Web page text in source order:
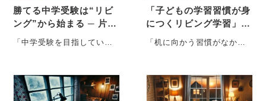
勝てる中学受験は“リビ
ング”から始まる ─ 片づ
くダイニングで育つ集中
力と学習習慣
「中学受験を目指している
い」そう話すのは、
外・・・
「子どもの学習習慣が身
につくリビング学習」─
─集中力を育てる空間づ
くりの基本
「机に向かう習慣がなかな
う」。そうした悩み
を・・・